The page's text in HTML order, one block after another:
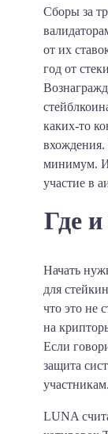
Сборы за
от их
год от
каких-то
минимум.
участие в
Где
Начать
для
что это не
на
Если
защита
участникам.
LUNA